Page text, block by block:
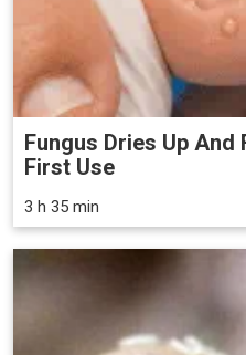
Fungus Dries Up
First Use
3 h 35 min